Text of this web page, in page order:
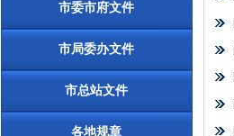
市委市府文件
市局委办文件
市总站文件
各地规章